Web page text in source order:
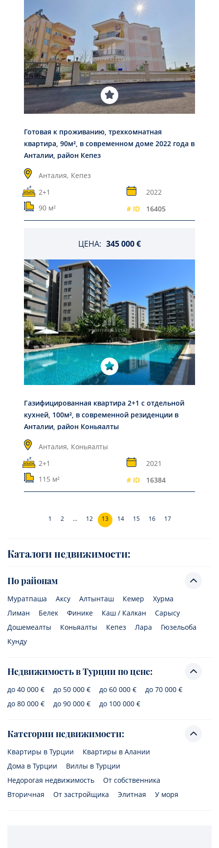
Готовая к проживанию, трехкомнатная
квартира, 90м², в современном доме 2022 года в
Анталии, район Кепез
Анталия, Кепез
2+1
2022
90 м²
# ID 16405
ЦЕНА: 345 000 €
Газифицированная квартира 2+1 с отдельной
кухней, 100м², в современной резиденции в
Анталии, район Коньяалты
Анталия, Коньяалты
2+1
2021
115 м²
# ID 16384
1 2 ... 12 13 14 15 16 17
Каталоги недвижимости:
По районам
Муратпаша Аксу Алтынташ Кемер
Хурма
Лиман
Белек Финике Каш / Калкан
Сарысу
Дошемеалты
Коньяалты Кепез Лара
Гюзельоба
Кунду
Недвижимость в Турции по цене:
до 40 000 € до 50 000 € до 60 000 €
до 70 000 €
до 80 000 €
до 90 000 € до 100 000 €
Категории недвижимости:
Квартиры в Турции
Квартиры в Алании
Дома в Турции
Виллы в Турции
Недорогая недвижимость
От собственника
Вторичная
От застройщика Элитная У моря